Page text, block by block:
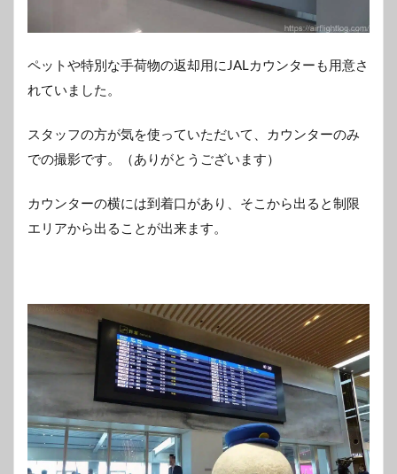
ペットや特別な手荷物の返却用にJALカウンターも用意さ
れていました。
スタッフの方が気を使っていただいて、カウンターのみ
での撮影です。（ありがとうございます）
カウンターの横には到着口があり、そこから出ると制限
エリアから出ることが出来ます。